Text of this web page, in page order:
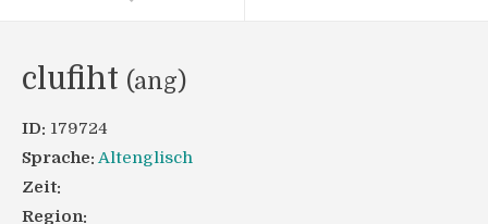
clufiht (ang)
ID: 179724
Sprache: Altenglisch
Zeit:
Region: